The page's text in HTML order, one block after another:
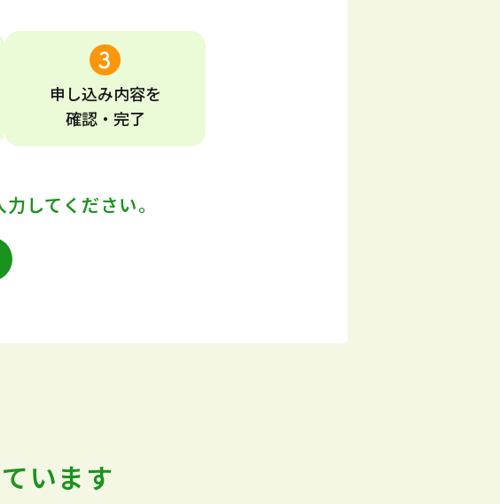
申し込み内容を
確認・完了
してください。
います